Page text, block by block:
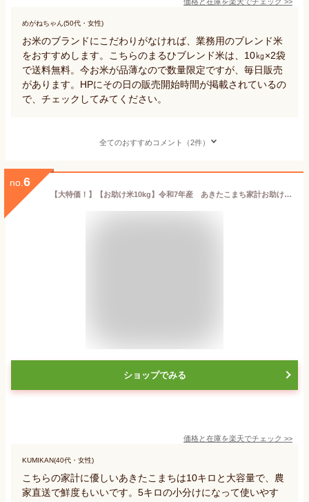
めがねちゃん(50代・女性)
お米のブランドにこだわりがなければ、業務用のブレンド米
をおすすめします。こちらのまるひブレンド米は、10㎏×2袋
で送料無料。今お米が品薄なので数量限定ですが、毎日販売
があります。HPにその日の販売開始時間が掲載されているの
で、チェックしてみてください。
全てのおすすめコメント（2件）
no. 6
【大特価！】【お助け米10kg】令和7年産 あきたこまち家計お助け米 農家直送便 10kg（5kg×2袋）米びつ当番【天鷹唐辛子】プレゼント付き 【2022年グルメ大賞受賞】※沖縄別途送料追加
ショップでみる
価格と在庫を楽天でチェック >>
KUMIKAN(40代・女性)
こちらの家計に優しいあきたこまちは10キロと大容量で、農
家直送で鮮度もいいです。5キロの小分けになって使いやす